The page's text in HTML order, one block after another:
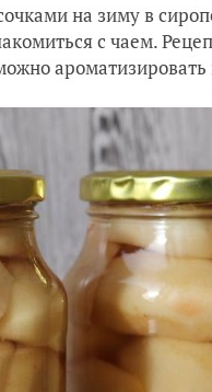
на зиму в
с чаем.